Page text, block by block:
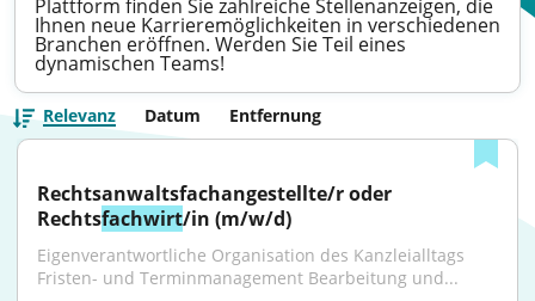
Plattform finden Sie zahlreiche Stellenanzeigen, die
Ihnen neue Karrieremöglichkeiten in verschiedenen
Branchen eröffnen. Werden Sie Teil eines
dynamischen Teams!
Relevanz Datum Entfernung
Rechtsanwaltsfachangestellte/r oder
Rechtsfachwirt/in (m/w/d)
Eigenverantwortliche Organisation des Kanzleialltags
Fristen- und Terminmanagement Bearbeitung und...